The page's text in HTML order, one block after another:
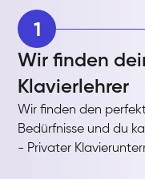
1
Wir finden
Klavierlehrer
Wir finden den
Bedürfnisse und du
- Privater